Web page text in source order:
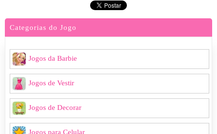
Categorias do Jogo
Jogos da Barbie
Jogos de Vestir
Jogos de Decorar
Jogos para Celular